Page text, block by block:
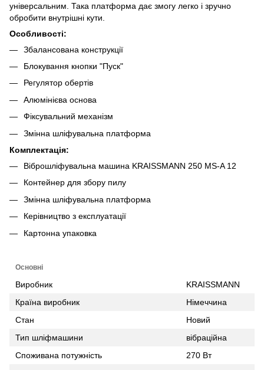
універсальним. Така платформа дає змогу легко і зручно
обробити внутрішні кути.
Особливості:
Збалансована конструкції
Блокування кнопки "Пуск"
Регулятор обертів
Алюмінієва основа
Фіксувальний механізм
Змінна шліфувальна платформа
Комплектація:
Віброшліфувальна машина KRAISSMANN 250 MS-A 12
Контейнер для збору пилу
Змінна шліфувальна платформа
Керівництво з експлуатації
Картонна упаковка
Основні
Виробник
KRAISSMANN
Країна виробник
Німеччина
Стан
Новий
Тип шліфмашини
вібраційна
Споживана потужність
270 Вт